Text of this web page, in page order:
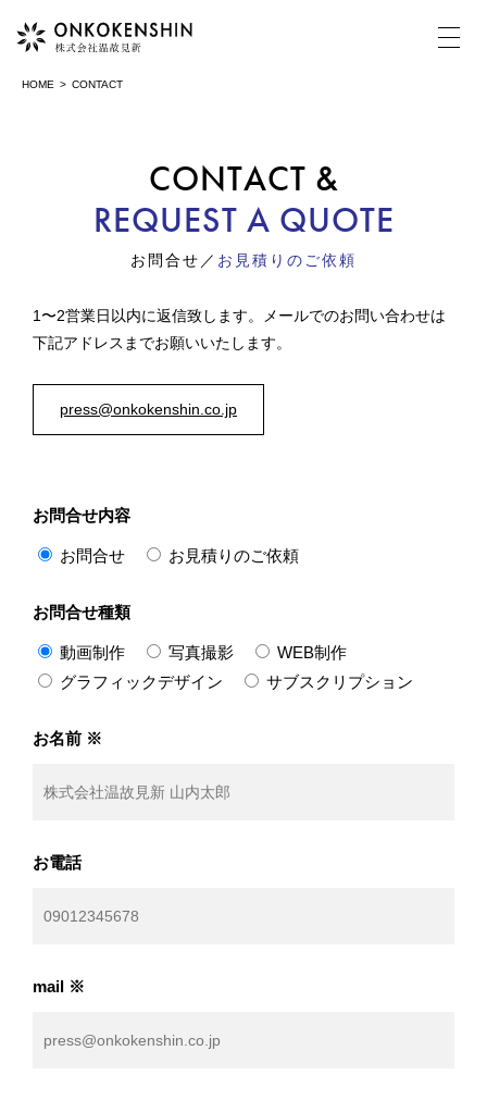
COMPANY
MOVIE
PHOTOGRAPH
WEB制作
GRAPHIC DESIGN
グラフィックデザイン
SUBSCRIPTION
制作実績
CONTACT
HOME CONTACT
CONTACT &
REQUEST A QUOTE
お問合せ／ お見積りのご依頼
1〜2営業日以内に返信致します。メールでのお問い合わせは
下記アドレスまでお願いいたします。
press@onkokenshin.co.jp
お問合せ内容
お問合せ お見積りのご依頼
お問合せ種類
動画制作 写真撮影
WEB制作
グラフィックデザイン
サブスクリプション
お名前 ※
お電話
mail ※